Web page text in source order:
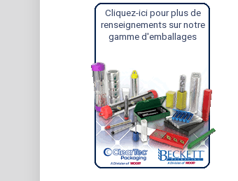
Cliquez-ici pour plus de
renseignements sur notre
gamme d'emballages